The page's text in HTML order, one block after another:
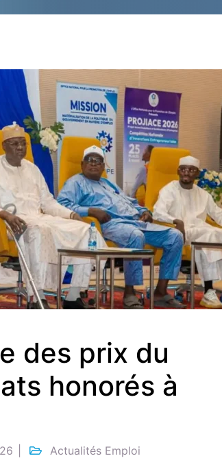
des prix du
honorés à
Actualités Emploi